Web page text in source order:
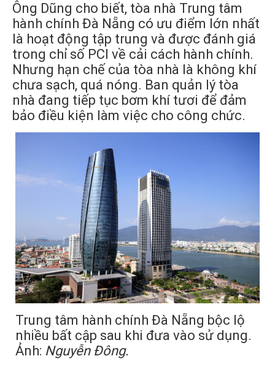
Ông Dũng cho biết, tòa nhà Trung tâm
hành chính Đà Nẵng có ưu điểm lớn nhất
là hoạt động tập trung và được đánh giá
trong chỉ số PCI về cải cách hành chính.
Nhưng hạn chế của tòa nhà là không khí
chưa sạch, quá nóng. Ban quản lý tòa
nhà đang tiếp tục bơm khí tươi để đảm
bảo điều kiện làm việc cho công chức.
Trung tâm hành chính Đà Nẵng bộc lộ
nhiều bất cập sau khi đưa vào sử dụng.
Ảnh: Nguyễn Đông.